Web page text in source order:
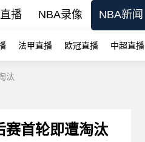
播 NBA录像 NBA新闻
法甲直播 欧冠直播 中超直播
汰
赛首轮即遭淘汰